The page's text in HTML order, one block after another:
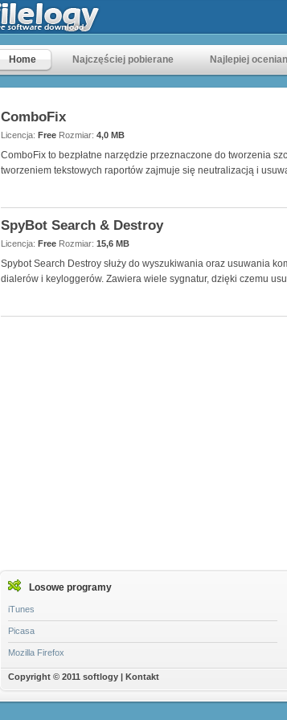
Home Najczęściej pobierane Najlepiej
ComboFix
Licencja: FreeRozmiar: 4,0 MB
ComboFix to bezpłatne narzędzie przeznaczone do tworzenia
tworzeniem tekstowych raportów zajmuje się neutralizacją i
SpyBot Search & Destroy
Licencja: FreeRozmiar: 15,6 MB
Spybot Search Destroy służy do wyszukiwania oraz usuwania
dialerów i keyloggerów. Zawiera wiele sygnatur, dzięki czemu
Losowe programy
iTunes
Picasa
Mozilla Firefox
Copyright © 2011 softlogy | Kontakt